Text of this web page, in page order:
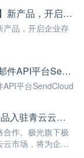
极光推出【智能运营】新产品，开启企业存量增长新引擎
产品，开启企业存
极光收购国内领先的邮件API平台SendCloud
平台SendCloud
强强联合 极光认证产品入驻青云云市场
作。极光旗下极
市场，将为企业